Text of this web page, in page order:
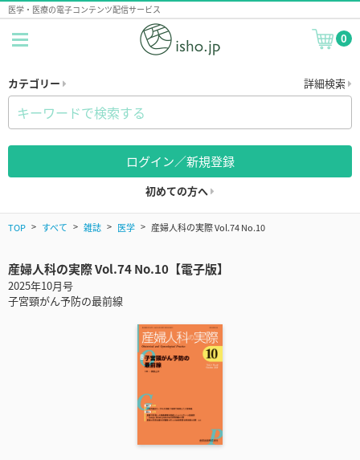
医学・医療の電子コンテンツ配信サービス
0
カテゴリー 詳細検索
ログイン／新規登録
初めての方へ
TOP すべて 雑誌 医学 産婦人科の実際 Vol.74 No.10
産婦人科の実際 Vol.74 No.10【電子版】
2025年10月号
子宮頸がん予防の最前線